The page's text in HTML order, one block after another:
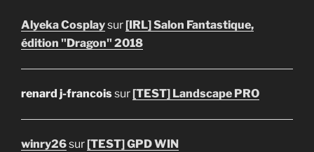
Alyeka Cosplaysur [IRL] Salon Fantastique,
édition "Dragon" 2018
renard j-francoissur [TEST] Landscape PRO
winry26sur [TEST] GPD WIN